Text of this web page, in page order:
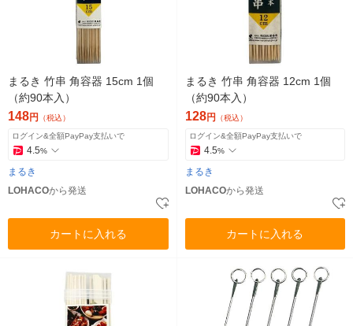
まるき 竹串 角容器 15cm 1個
（約90本入）
148円 （税込）
ログイン&全額PayPay支払いで
4.5%
まるき
LOHACOから発送
カートに入れる
まるき 竹串 角容器 12cm 1個
（約90本入）
128円 （税込）
ログイン&全額PayPay支払いで
4.5%
まるき
LOHACOから発送
カートに入れる